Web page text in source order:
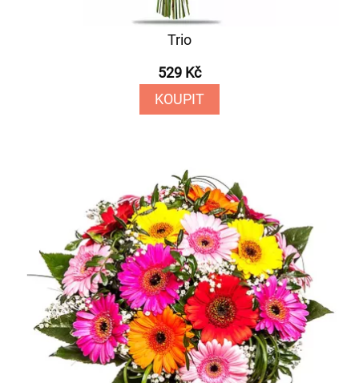
Trio
529 Kč
KOUPIT